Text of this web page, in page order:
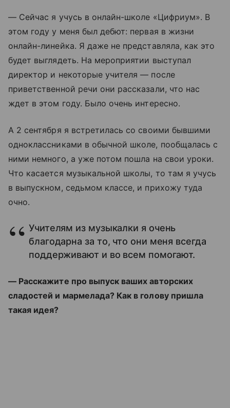
— Сейчас я учусь в онлайн-школе «Цифриум». В
этом году у меня был дебют: первая в жизни
онлайн-линейка. Я даже не представляла, как это
будет выглядеть. На мероприятии выступал
директор и некоторые учителя — после
приветственной речи они рассказали, что нас
ждет в этом году. Было очень интересно.
А 2 сентября я встретилась со своими бывшими
одноклассниками в обычной школе, пообщалась с
ними немного, а уже потом пошла на свои уроки.
Что касается музыкальной школы, то там я учусь
в выпускном, седьмом классе, и прихожу туда
очно.
Учителям из музыкалки я очень
благодарна за то, что они меня всегда
поддерживают и во всем помогают.
— Расскажите про выпуск ваших авторских
сладостей и мармелада? Как в голову пришла
такая идея?